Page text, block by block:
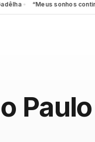
● “Meus sonhos continuam